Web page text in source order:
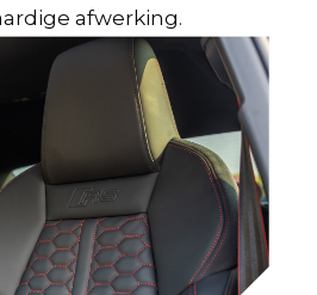
afwerking.